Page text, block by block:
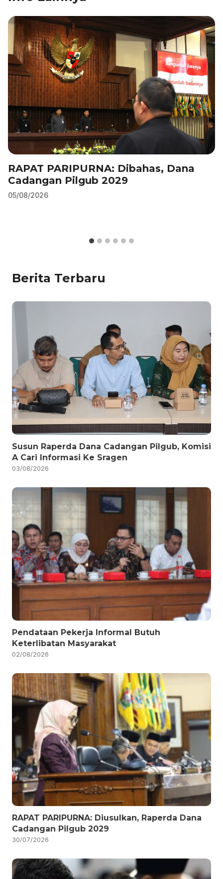
k
RAPAT PARIPURNA: Dibahas, Dana
Cadangan Pilgub 2029
05/08/2026
Berita Terbaru
Susun Raperda Dana Cadangan Pilgub, Komisi
A Cari Informasi Ke Sragen
03/08/2026
Pendataan Pekerja Informal Butuh
Keterlibatan Masyarakat
02/08/2026
RAPAT PARIPURNA: Diusulkan, Raperda Dana
Cadangan Pilgub 2029
30/07/2026